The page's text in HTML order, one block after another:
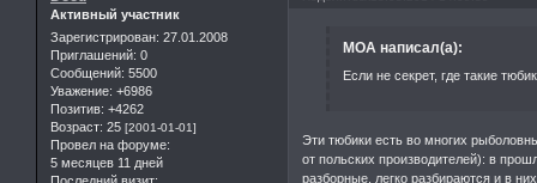
Активный участник
Зарегистрирован: 27.01.2008
Приглашений: 0
Сообщений: 5500
Уважение: +6986
Позитив: +4262
Возраст: 25 [2001-01-01]
Провел на форуме:
5 месяцев 11 дней
MOA написал(а):
Если не секрет, где такие
Эти тюбики есть во многих
от польских производителей): в
разборные, легко разбираются и в